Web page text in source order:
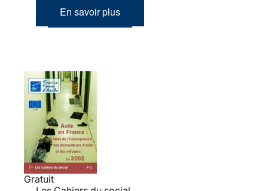
En savoir plus
Gratuit